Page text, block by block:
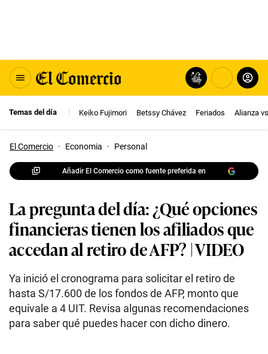
Temas del día Keiko Fujimori Betssy Chávez Feriados Alianza
El Comercio · Economia · Personal
Añadir El Comercio como fuente preferida en
La pregunta del día: ¿Qué opciones
financieras tienen los afiliados que
accedan al retiro de AFP? | VIDEO
Ya inició el cronograma para solicitar el retiro de
hasta S/17.600 de los fondos de AFP, monto que
equivale a 4 UIT. Revisa algunas recomendaciones
para saber qué puedes hacer con dicho dinero.